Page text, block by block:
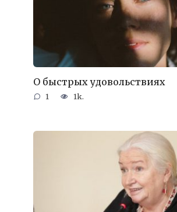
О быстрых удовольствиях
1 1k.